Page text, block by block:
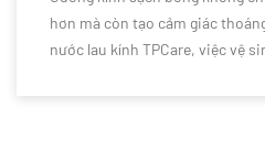
hơn mà còn tạo cảm giác
nước lau kính TPCare, việc vệ